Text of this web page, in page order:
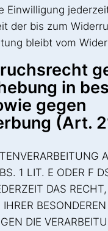
Einwilligung
der bis zum
bleibt vom
in
gegen
(Art.
1 LIT. E ODER F
DAS
DIE